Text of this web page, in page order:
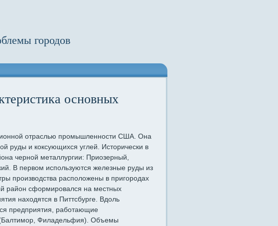
городов
основных
отраслью промышленности США. Она
руды и коксующихся углей. Исторически в
черной металлургии: Приозерный,
В первом используются железные руды из
производства расположены в пригородах
район сформировался на местных
находятся в Питтсбурге. Вдоль
предприятия, работающие
Филадельфия). Объемы